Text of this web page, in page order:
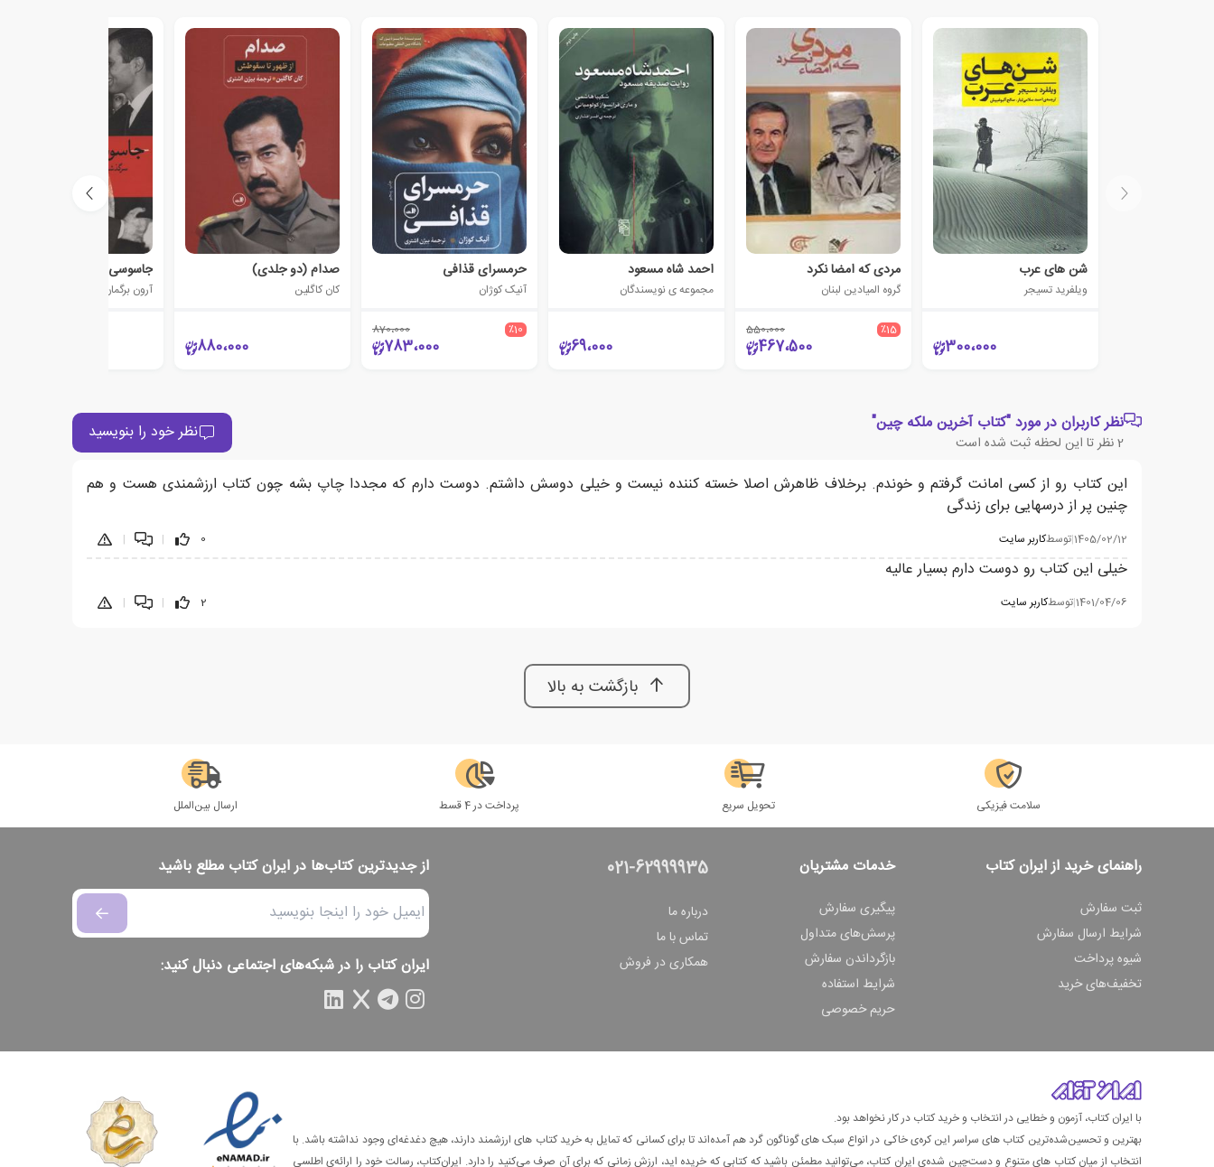
شن های عرب
ویلفرید تسیجر
300،000
مردی که امضا نکرد
گروه المیادین لبنان
٪15 550،000
467،500
احمد شاه مسعود
مجموعه ی نویسندگان
69،000
حرمسرای قذافی
آنیک کوژان
٪10 870،000
783،000
صدام (دو جلدی)
کان کاگلین
880،000
جاسوسی که سقوط کرد
آرون برگمان
نظر کاربران در مورد "کتاب آخرین ملکه چین"
2نظر تا این لحظه ثبت شده است نظر خود را بنویسید
این کتاب رو از کسی امانت گرفتم و خوندم. برخلاف ظاهرش اصلا خسته کننده نیست و خیلی دوسش داشتم. دوست دارم که مجددا چاپ بشه چون کتاب ارزشمندی هست و هم
چنین پر از درسهایی برای زندگی
1405/02/12
|توسطکاربر سایت 0
|
|
خیلی این کتاب رو دوست دارم بسیار عالیه
1401/04/06
|توسطکاربر سایت 2
|
|
بازگشت به بالا
سلامت فیزیکی تحویل سریع پرداخت در 4 قسط ارسال بین‌الملل
راهنمای خرید از ایران کتاب
ثبت سفارش
شرایط ارسال سفارش
شیوه پرداخت
تخفیف‌های خرید
خدمات مشتریان
پیگیری سفارش
پرسش‌های متداول
بازگرداندن سفارش
شرایط استفاده
حریم خصوصی
021-62999935
درباره ما
تماس با ما
همکاری در فروش
از جدیدترین کتاب‌ها در ایران کتاب مطلع باشید
ایران کتاب را در شبکه‌های اجتماعی دنبال کنید:
با ایران کتاب، آزمون و خطایی در انتخاب و خرید کتاب در کار نخواهد بود.
بهترین و تحسین‌شده‌ترین کتاب‌ های سراسر این کره‌ی خاکی در انواع سبک های گوناگون گرد هم آمده‌اند تا برای کسانی که تمایل به خرید کتاب های ارزشمند دارند، هیچ دغدغه‌ای وجود نداشته باشد. با
انتخاب از میان کتاب های متنوع و دست‌چین شده‌ی ایران کتاب، می‌توانید مطمئن باشید که کتابی که خریده اید، ارزش زمانی که برای آن صرف می‌کنید را دارد. ایران‌کتاب، رسالت خود را ارائه‌ی اطلسی